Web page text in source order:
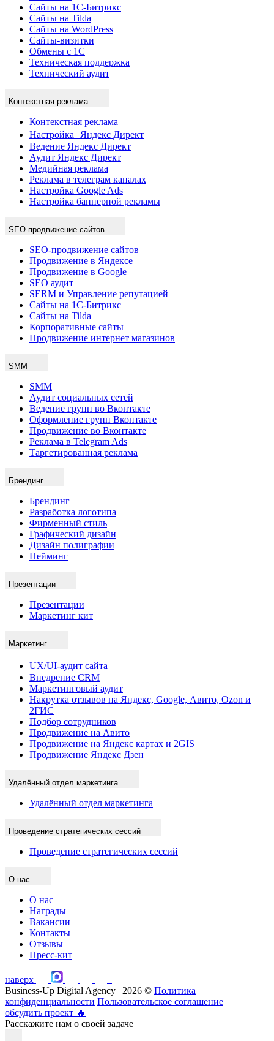
Сайты на 1С-Битрикс
Сайты на Tilda
Сайты на WordPress
Сайты-визитки
Обмены с 1С
Техническая поддержка
Технический аудит
Контекстная реклама
Контекстная реклама
Настройка Яндекс Директ
Ведение Яндекс Директ
Аудит Яндекс Директ
Медийная реклама
Реклама в телеграм каналах
Настройка Google Ads
Настройка баннерной рекламы
SEO-продвижение сайтов
SEO-продвижение сайтов
Продвижение в Яндексе
Продвижение в Google
SEO аудит
SERM и Управление репутацией
Сайты на 1С-Битрикс
Сайты на Tilda
Корпоративные сайты
Продвижение интернет магазинов
SMM
SMM
Аудит социальных сетей
Ведение групп во Вконтакте
Оформление групп Вконтакте
Продвижение во Вконтакте
Реклама в Telegram Ads
Таргетированная реклама
Брендинг
Брендинг
Разработка логотипа
Фирменный стиль
Графический дизайн
Дизайн полиграфии
Нейминг
Презентации
Презентации
Маркетинг кит
Маркетинг
UX/UI-аудит сайта
Внедрение CRM
Маркетинговый аудит
Накрутка отзывов на Яндекс, Google, Авито, Ozon и
2ГИС
Подбор сотрудников
Продвижение на Авито
Продвижение на Яндекс картах и 2GIS
Продвижение Яндекс Дзен
Удалённый отдел маркетинга
Удалённый отдел маркетинга
Проведение стратегических сессий
Проведение стратегических сессий
О нас
О нас
Награды
Вакансии
Контакты
Отзывы
Пресс-кит
наверх
Business-Up Digital Agency | 2026 © Политика
конфиденциальности Пользовательское соглашение
обсудить проект 🔥
Расскажите нам о своей задаче